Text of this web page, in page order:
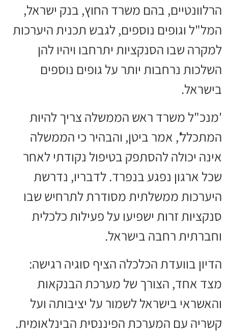
הרלוונטיים, בהם משרד החוץ, בנק ישראל,
המל"ל וגופים נוספים, לגבש תכנית היערכות
למקרה שבו הסנקציות יתרחבו ויהיו להן
השלכות נרחבות יותר על גופים נוספים
בישראל.
'מנכ"ל משרד ראש הממשלה צריך להיות
המתכלל', אמר ביטן, והבהיר כי הממשלה
אינה יכולה להסתפק בטיפול נקודתי לאחר
שכל ארגון נפגע בנפרד. לדבריו, נדרשת
היערכות ממשלתית מסודרת לתרחיש שבו
סנקציות זרות ישפיעו על פעילות כלכלית
וחברתית רחבה בישראל.
הדיון בוועדת הכלכלה הציף סוגיה רגישה:
מצד אחד, הצורך של מערכת הבנקאות
והאשראי בישראל לשמור על יציבותה ועל
קשריה עם המערכת הפיננסית הבינלאומית.